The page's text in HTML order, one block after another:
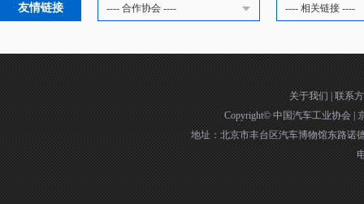
友情链接 ---- 合作协会 ---- ---- 相关链接 ----
关于我们 | 联系
Copyright© 中国汽车工业协会 |
地址：北京市丰台区汽车博物馆东路诺